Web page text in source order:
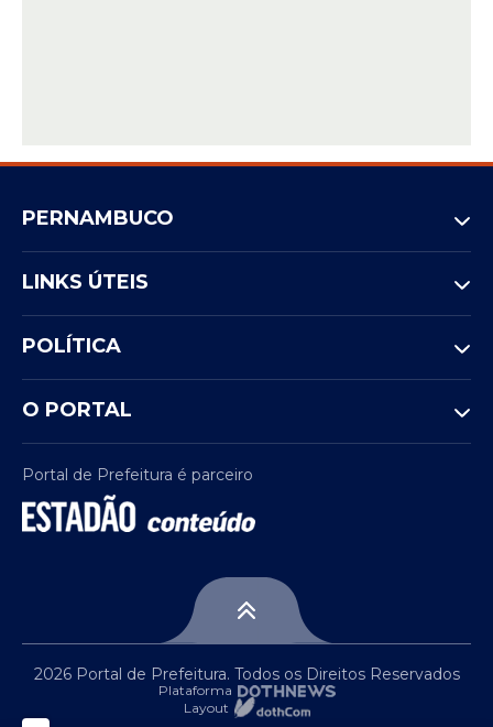
PERNAMBUCO
LINKS ÚTEIS
POLÍTICA
O PORTAL
Portal de Prefeitura é parceiro
2026 Portal de Prefeitura. Todos os Direitos Reservados
Plataforma
Layout